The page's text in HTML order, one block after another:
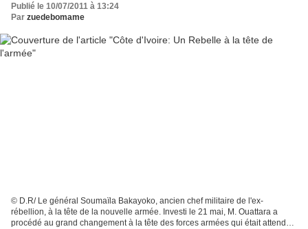
Publié le 10/07/2011 à 13:24
Par zuedebomame
© D.R/ Le général Soumaïla Bakayoko, ancien chef militaire de l'ex-
rébellion, à la tête de la nouvelle armée. Investi le 21 mai, M. Ouattara a
procédé au grand changement à la tête des forces armées qui était attendu